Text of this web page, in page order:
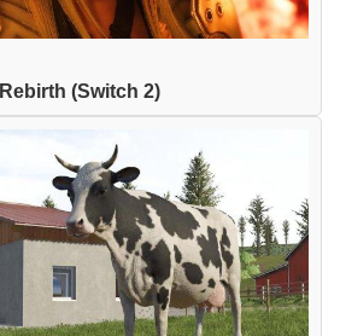
(Switch 2)